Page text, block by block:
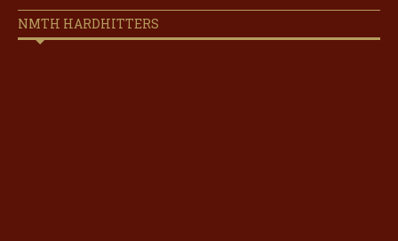
NMTH HARDHITTERS